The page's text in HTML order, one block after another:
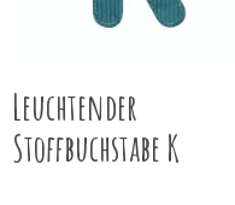
Leuchtender
Stoffbuchstabe K